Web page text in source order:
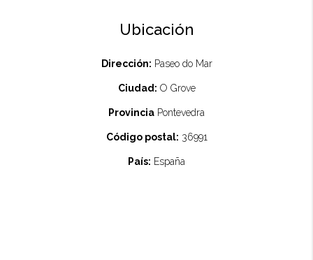
Ubicación
Dirección: Paseo do Mar
Ciudad: O Grove
Provincia Pontevedra
Código postal: 36991
País: España